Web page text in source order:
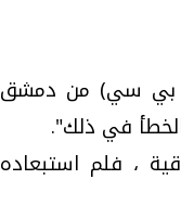
بي سي) من دمشق
الخطأ في ذلك".
، فلم استبعاده